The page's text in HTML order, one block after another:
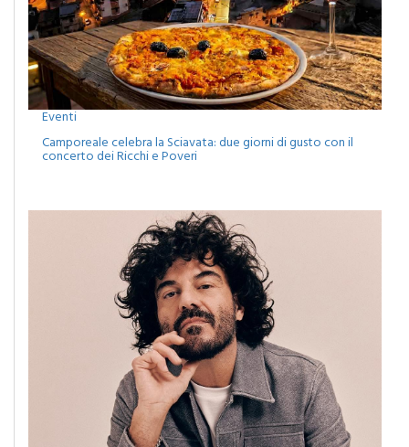
Eventi
Camporeale celebra la Sciavata: due giorni di gusto con il
concerto dei Ricchi e Poveri